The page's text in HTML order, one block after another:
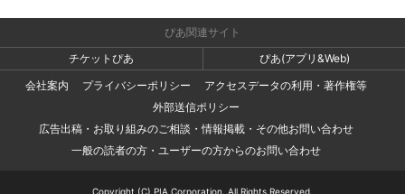
ぴあ関連サイト
チケットぴあ
ぴあ(アプリ&Web)
会社案内
プライバシーポリシー
アクセスデータの利用・著作権等
外部送信ポリシー
広告出稿・お取り組みのご相談・情報掲載・その他お問い合わせ
一般の読者の方・ユーザーの方からのお問い合わせ
Copyright (C) PIA Corporation. All Rights Reserved.